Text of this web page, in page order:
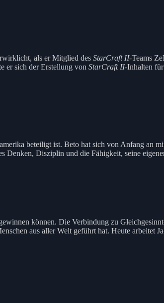
als er Mitglied des StarCraft II-Teams
er sich der Erstellung von StarCraft II-Inhalten
beteiligt ist. Beto hat sich von Anfang an
Disziplin und die Fähigkeit, seine
können. Die Verbindung zu
aus aller Welt geführt hat. Heute arbeitet